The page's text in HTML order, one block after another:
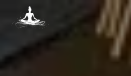
Panneau de gestion des cookies